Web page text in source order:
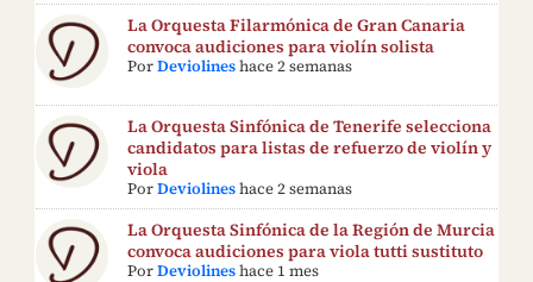
La Orquesta Filarmónica de Gran Canaria
convoca audiciones para violín solista
PorDeviolines hace 2 semanas
La Orquesta Sinfónica de Tenerife selecciona
candidatos para listas de refuerzo de violín y
viola
PorDeviolines hace 2 semanas
La Orquesta Sinfónica de la Región de Murcia
convoca audiciones para viola tutti sustituto
PorDeviolines hace 1 mes